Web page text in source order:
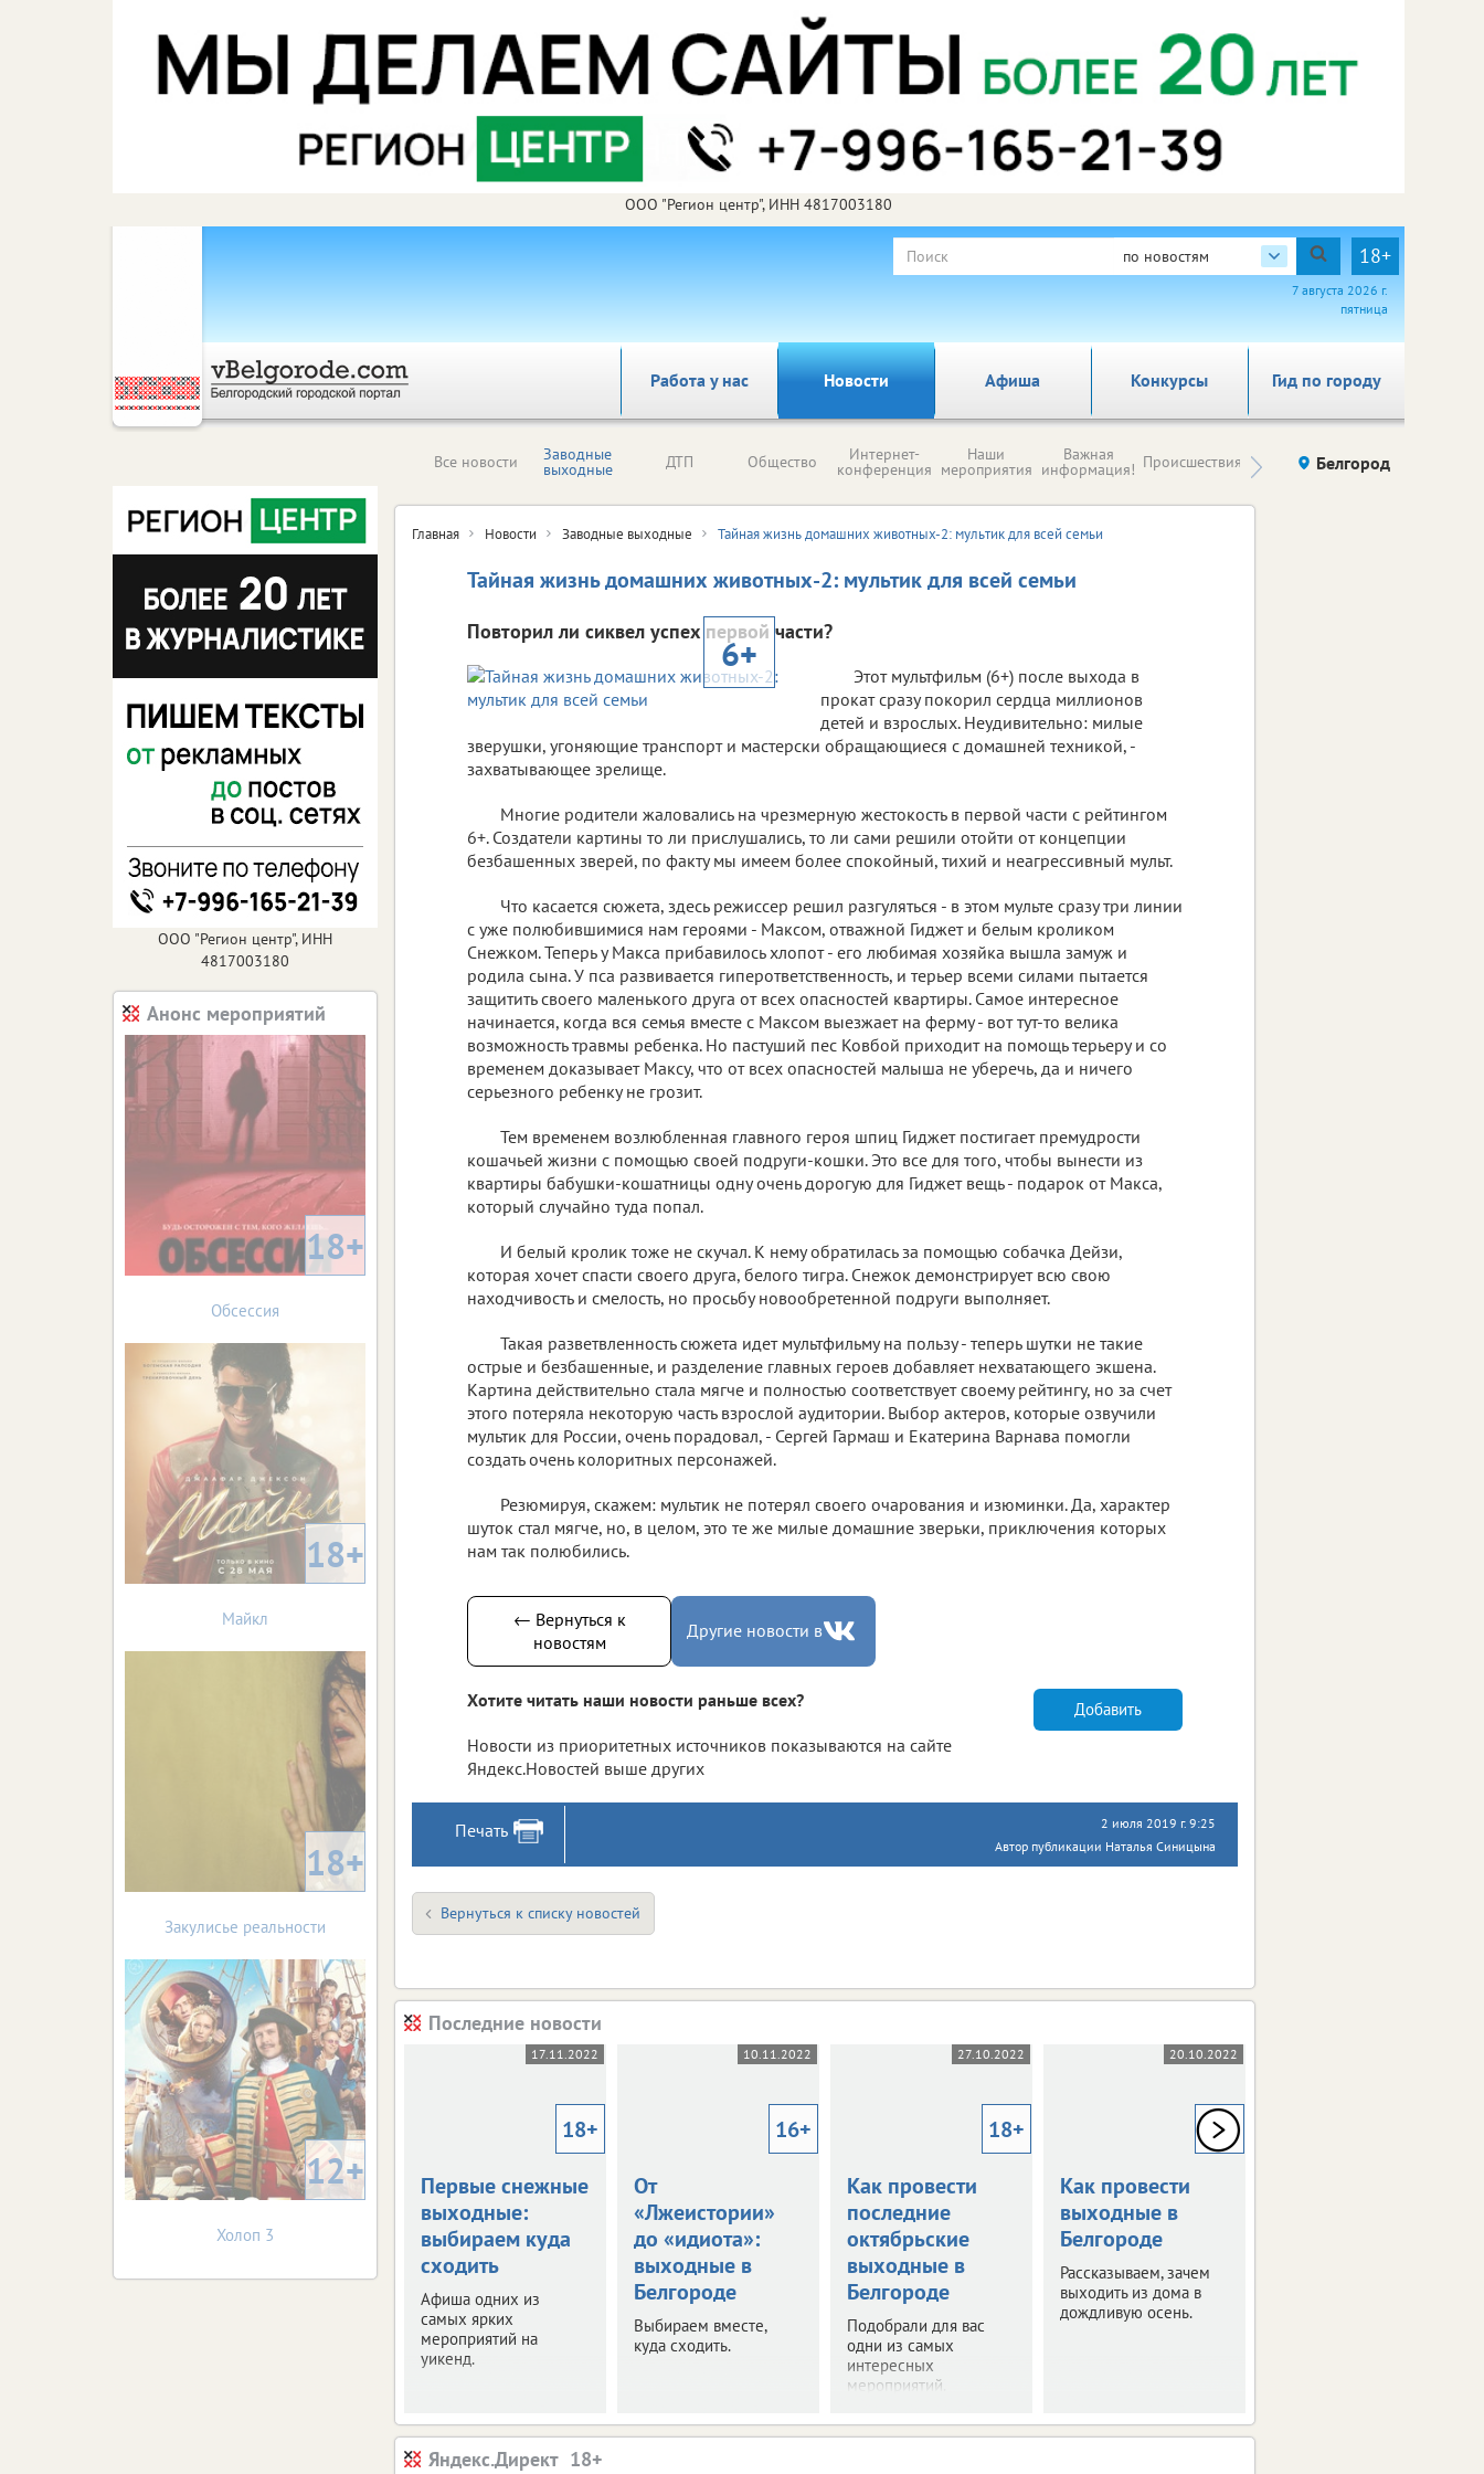
ООО "Регион центр", ИНН 4817003180
по новостям 18+
7 августа 2026 г.
пятница
Работа у нас Новости Афиша Гид по городу
Конкурсы
Все новости Заводные
выходные ДТП Общество Интернет-
конференция
Наши
мероприятия
Важная
информация! Происшествия Здоровье компаний (на
правах
Белгород
Главная Новости Заводные выходные Тайная жизнь домашних животных-2: мультик для всей семьи
Тайная жизнь домашних животных-2: мультик для всей семьи
Повторил ли сиквел успех первой части?
6+
Этот мультфильм (6+) после выхода в
прокат сразу покорил сердца миллионов
детей и взрослых. Неудивительно: милые
зверушки, угоняющие транспорт и мастерски обращающиеся с домашней техникой, -
захватывающее зрелище.
Многие родители жаловались на чрезмерную жестокость в первой части с рейтингом
6+. Создатели картины то ли прислушались, то ли сами решили отойти от концепции
безбашенных зверей, по факту мы имеем более спокойный, тихий и неагрессивный мульт.
Что касается сюжета, здесь режиссер решил разгуляться - в этом мульте сразу три линии
с уже полюбившимися нам героями - Максом, отважной Гиджет и белым кроликом
Снежком. Теперь у Макса прибавилось хлопот - его любимая хозяйка вышла замуж и
родила сына. У пса развивается гиперответственность, и терьер всеми силами пытается
защитить своего маленького друга от всех опасностей квартиры. Самое интересное
начинается, когда вся семья вместе с Максом выезжает на ферму - вот тут-то велика
возможность травмы ребенка. Но пастуший пес Ковбой приходит на помощь терьеру и со
временем доказывает Максу, что от всех опасностей малыша не уберечь, да и ничего
серьезного ребенку не грозит.
Тем временем возлюбленная главного героя шпиц Гиджет постигает премудрости
кошачьей жизни с помощью своей подруги-кошки. Это все для того, чтобы вынести из
квартиры бабушки-кошатницы одну очень дорогую для Гиджет вещь - подарок от Макса,
который случайно туда попал.
И белый кролик тоже не скучал. К нему обратилась за помощью собачка Дейзи,
которая хочет спасти своего друга, белого тигра. Снежок демонстрирует всю свою
находчивость и смелость, но просьбу новообретенной подруги выполняет.
Такая разветвленность сюжета идет мультфильму на пользу - теперь шутки не такие
острые и безбашенные, и разделение главных героев добавляет нехватающего экшена.
Картина действительно стала мягче и полностью соответствует своему рейтингу, но за счет
этого потеряла некоторую часть взрослой аудитории. Выбор актеров, которые озвучили
мультик для России, очень порадовал, - Сергей Гармаш и Екатерина Варнава помогли
создать очень колоритных персонажей.
Резюмируя, скажем: мультик не потерял своего очарования и изюминки. Да, характер
шуток стал мягче, но, в целом, это те же милые домашние зверьки, приключения которых
нам так полюбились.
← Вернуться к
новостям
Другие новости в
Хотите читать наши новости раньше всех?
Новости из приоритетных источников показываются на сайте
Яндекс.Новостей выше других
Добавить
Печать
2 июля 2019 г. 9:25
Автор публикации Наталья Синицына
Вернуться к списку новостей
Последние новости
17.11.2022
18+
Первые снежные
выходные:
выбираем куда
сходить
Афиша одних из
самых ярких
мероприятий на
уикенд.
10.11.2022
16+
От
«Лжеистории»
до «идиота»:
выходные в
Белгороде
Выбираем вместе,
куда сходить.
27.10.2022
18+
Как провести
последние
октябрьские
выходные в
Белгороде
Подобрали для вас
одни из самых
интересных
мероприятий.
20.10.2022
18+
Как провести
выходные в
Белгороде
Рассказываем, зачем
выходить из дома в
дождливую осень.
Яндекс.Директ
ООО "Регион центр", ИНН
4817003180
Анонс мероприятий
18+
Обсессия
18+
Майкл
18+
Закулисье реальности
12+
Холоп 3